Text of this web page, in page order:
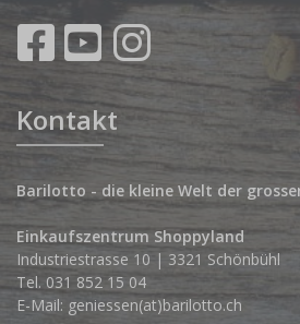
Kontakt
Barilotto - die kleine Welt der
Einkaufszentrum Shoppyland
Industriestrasse 10 | 3321 Schönbühl
Tel. 031 852 15 04
E-Mail: geniessen(at)barilotto.ch